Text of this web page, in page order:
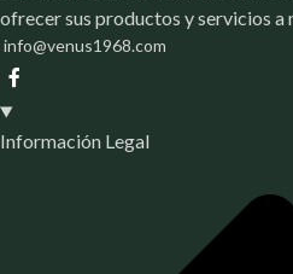
ofrecer sus productos y servicios a
info@venus1968.com
Información Legal